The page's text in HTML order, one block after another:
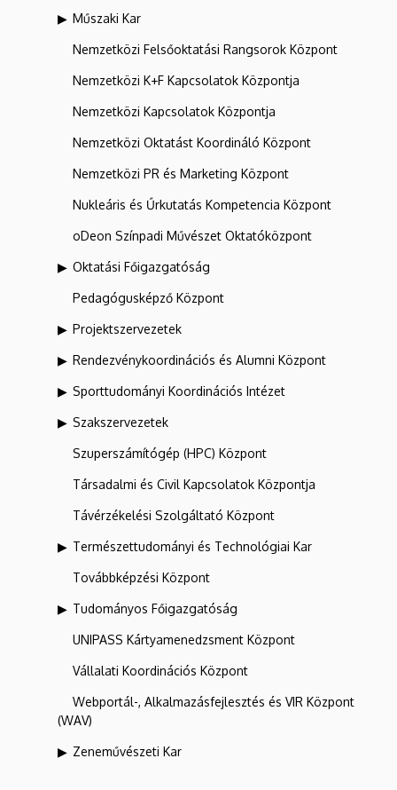
Műszaki Kar
Nemzetközi Felsőoktatási Rangsorok Központ
Nemzetközi K+F Kapcsolatok Központja
Nemzetközi Kapcsolatok Központja
Nemzetközi Oktatást Koordináló Központ
Nemzetközi PR és Marketing Központ
Nukleáris és Űrkutatás Kompetencia Központ
oDeon Színpadi Művészet Oktatóközpont
Oktatási Főigazgatóság
Pedagógusképző Központ
Projektszervezetek
Rendezvénykoordinációs és Alumni Központ
Sporttudományi Koordinációs Intézet
Szakszervezetek
Szuperszámítógép (HPC) Központ
Társadalmi és Civil Kapcsolatok Központja
Távérzékelési Szolgáltató Központ
Természettudományi és Technológiai Kar
Továbbképzési Központ
Tudományos Főigazgatóság
UNIPASS Kártyamenedzsment Központ
Vállalati Koordinációs Központ
Webportál-, Alkalmazásfejlesztés és VIR Központ
(WAV)
Zeneművészeti Kar